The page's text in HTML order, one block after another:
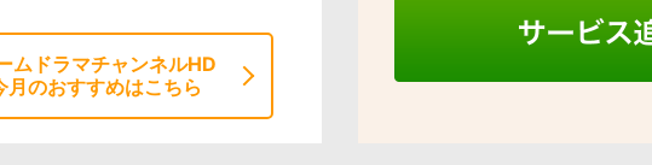
ムドラマチャンネルHD
月のおすすめはこちら